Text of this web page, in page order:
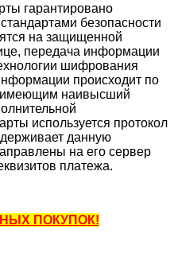
гарантировано
безопасности
на защищенной
передача информации
шифрования
происходит по
имеющим наивысший
используется протокол
данную
на его сервер
платежа.
ПОКУПОК!